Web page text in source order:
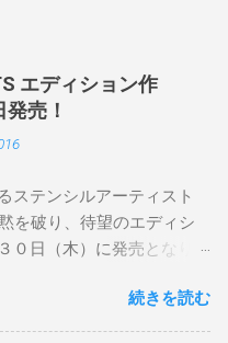
エディション作
売！
ステンシルアーティスト
を破り、待望のエディシ
０日（木）に発売となり
イルは今作でも健在。(
ちらから ) 発売日：6月30
続きを読む